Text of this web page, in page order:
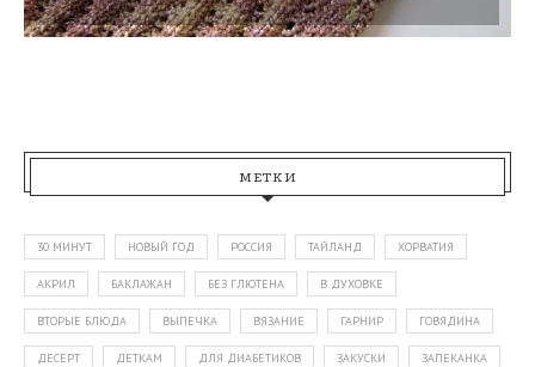
МЕТКИ
30 МИНУТ НОВЫЙ ГОД РОССИЯ ТАЙЛАНД ХОРВАТИЯ
АКРИЛ БАКЛАЖАН БЕЗ ГЛЮТЕНА В ДУХОВКЕ
ВТОРЫЕ БЛЮДА ВЫПЕЧКА ВЯЗАНИЕ ГАРНИР ГОВЯДИНА
ДЕСЕРТ ДЕТКАМ ДЛЯ ДИАБЕТИКОВ ЗАКУСКИ ЗАПЕКАНКА